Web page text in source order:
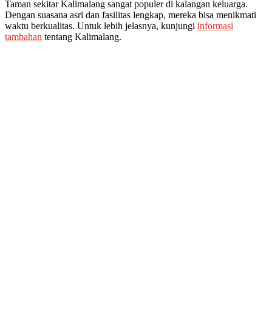
Taman sekitar Kalimalang sangat populer di kalangan keluarga.
Dengan suasana asri dan fasilitas lengkap, mereka bisa menikmati
waktu berkualitas. Untuk lebih jelasnya, kunjungi informasi
tambahan tentang Kalimalang.